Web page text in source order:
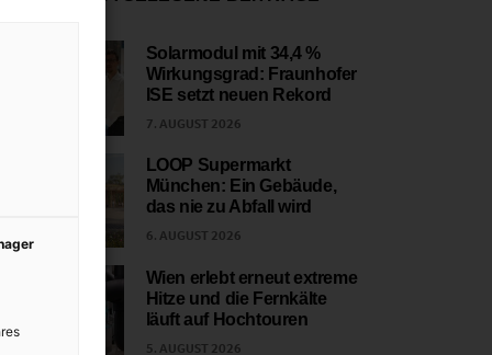
Solarmodul mit 34,4 %
Wirkungsgrad: Fraunhofer
ISE setzt neuen Rekord
7. AUGUST 2026
LOOP Supermarkt
München: Ein Gebäude,
das nie zu Abfall wird
6. AUGUST 2026
Wien erlebt erneut extreme
Hitze und die Fernkälte
läuft auf Hochtouren
5. AUGUST 2026